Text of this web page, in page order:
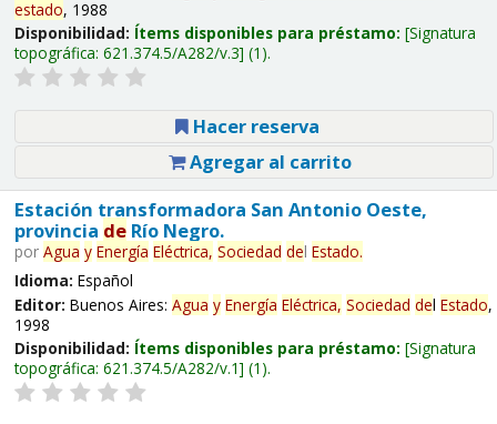
estado, 1988
Disponibilidad: Ítems disponibles para préstamo: Signatura
topográfica: 621.374.5/A282/v.3 (1).
Hacer reserva
Agregar al carrito
Estación transformadora San Antonio Oeste,
provincia deRío Negro.
por Agua y Energía Eléctrica, Sociedad del Estado.
Idioma: Español
Editor: Buenos Aires: Agua y Energía Eléctrica, Sociedad del Estado,
1998
Disponibilidad: Ítems disponibles para préstamo: Signatura
topográfica: 621.374.5/A282/v.1 (1).